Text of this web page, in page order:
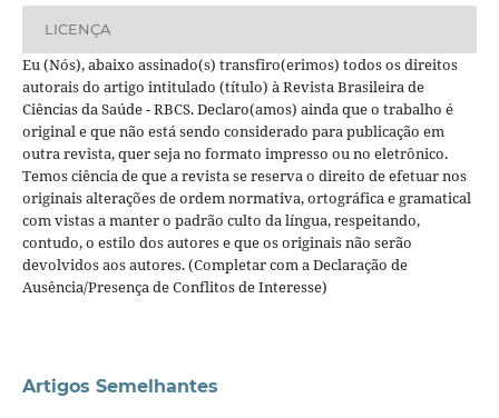
LICENÇA
Eu (Nós), abaixo assinado(s) transfiro(erimos) todos os direitos
autorais do artigo intitulado (título) à Revista Brasileira de
Ciências da Saúde - RBCS. Declaro(amos) ainda que o trabalho é
original e que não está sendo considerado para publicação em
outra revista, quer seja no formato impresso ou no eletrônico.
Temos ciência de que a revista se reserva o direito de efetuar nos
originais alterações de ordem normativa, ortográfica e gramatical
com vistas a manter o padrão culto da língua, respeitando,
contudo, o estilo dos autores e que os originais não serão
devolvidos aos autores. (Completar com a Declaração de
Ausência/Presença de Conflitos de Interesse)
Artigos Semelhantes